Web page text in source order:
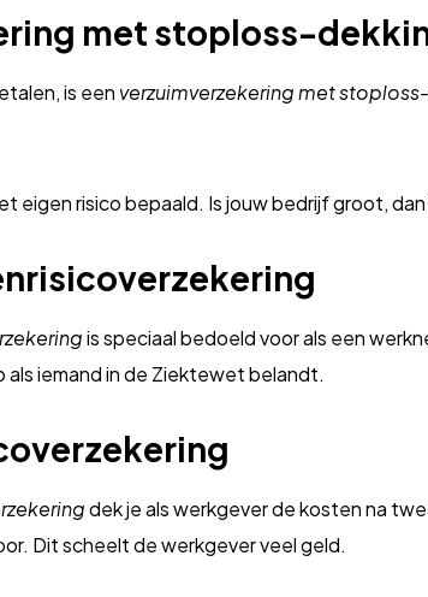
met stoploss-
is eenverzuimverzekering met
eigen risico bepaald. Is jouw bedrijf groot,
is speciaal bedoeld voor als een
als iemand in de Ziektewet belandt.
dek je als werkgever de kosten na
Dit scheelt de werkgever veel geld.